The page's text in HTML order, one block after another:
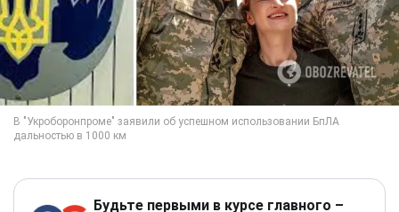
Будьте первыми в курсе главного –